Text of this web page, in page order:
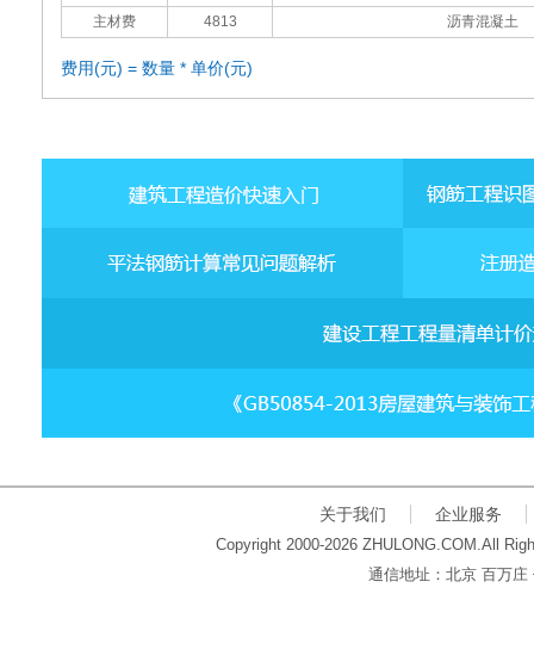
主材费
4813 沥青混凝土
费用(元) = 数量 * 单价(元)
关于我们 企业服务
Copyright 2000-2026 ZHULONG.COM.All
通信地址：北京 百万